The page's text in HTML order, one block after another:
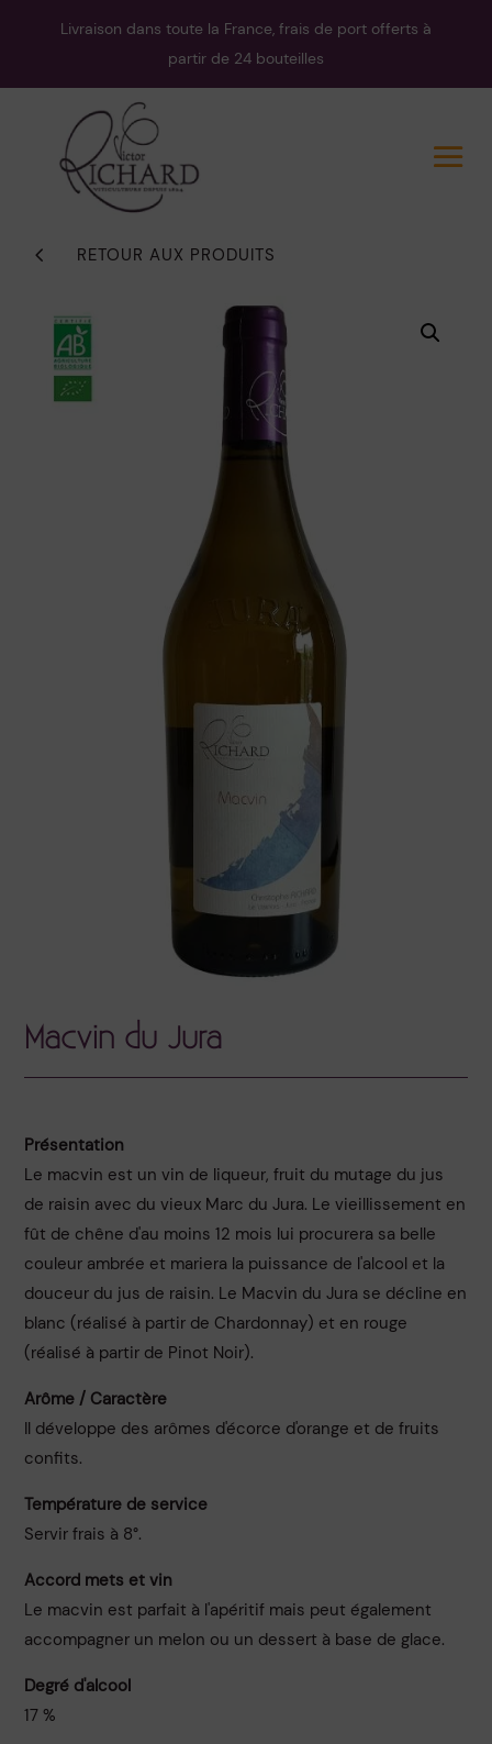
Livraison dans toute la France, frais de port offerts à
partir de 24 bouteilles
4 RETOUR AUX PRODUITS
Macvin du Jura
Présentation
Le macvin est un vin de liqueur, fruit du mutage du jus
de raisin avec du vieux Marc du Jura. Le vieillissement en
fût de chêne d'au moins 12 mois lui procurera sa belle
couleur ambrée et mariera la puissance de l'alcool et la
douceur du jus de raisin. Le Macvin du Jura se décline en
blanc (réalisé à partir de Chardonnay) et en rouge
(réalisé à partir de Pinot Noir).
Arôme / Caractère
Il développe des arômes d'écorce d'orange et de fruits
confits.
Température de service
Servir frais à 8°.
Accord mets et vin
Le macvin est parfait à l'apéritif mais peut également
accompagner un melon ou un dessert à base de glace.
Degré d'alcool
17 %